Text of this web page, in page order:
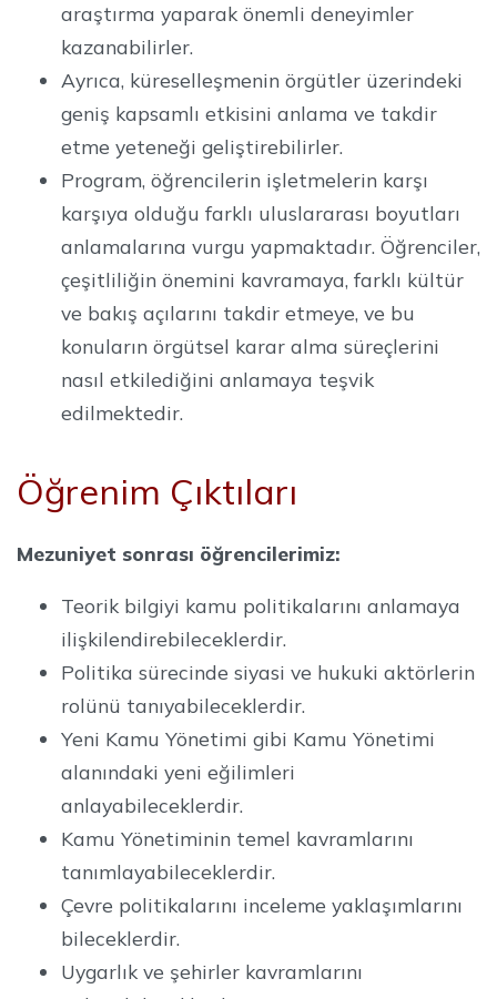
araştırma yaparak önemli deneyimler
kazanabilirler.
Ayrıca, küreselleşmenin örgütler üzerindeki
geniş kapsamlı etkisini anlama ve takdir
etme yeteneği geliştirebilirler.
Program, öğrencilerin işletmelerin karşı
karşıya olduğu farklı uluslararası boyutları
anlamalarına vurgu yapmaktadır. Öğrenciler,
çeşitliliğin önemini kavramaya, farklı kültür
ve bakış açılarını takdir etmeye, ve bu
konuların örgütsel karar alma süreçlerini
nasıl etkilediğini anlamaya teşvik
edilmektedir.
Öğrenim Çıktıları
Mezuniyet sonrası öğrencilerimiz:
Teorik bilgiyi kamu politikalarını anlamaya
ilişkilendirebileceklerdir.
Politika sürecinde siyasi ve hukuki aktörlerin
rolünü tanıyabileceklerdir.
Yeni Kamu Yönetimi gibi Kamu Yönetimi
alanındaki yeni eğilimleri
anlayabileceklerdir.
Kamu Yönetiminin temel kavramlarını
tanımlayabileceklerdir.
Çevre politikalarını inceleme yaklaşımlarını
bileceklerdir.
Uygarlık ve şehirler kavramlarını